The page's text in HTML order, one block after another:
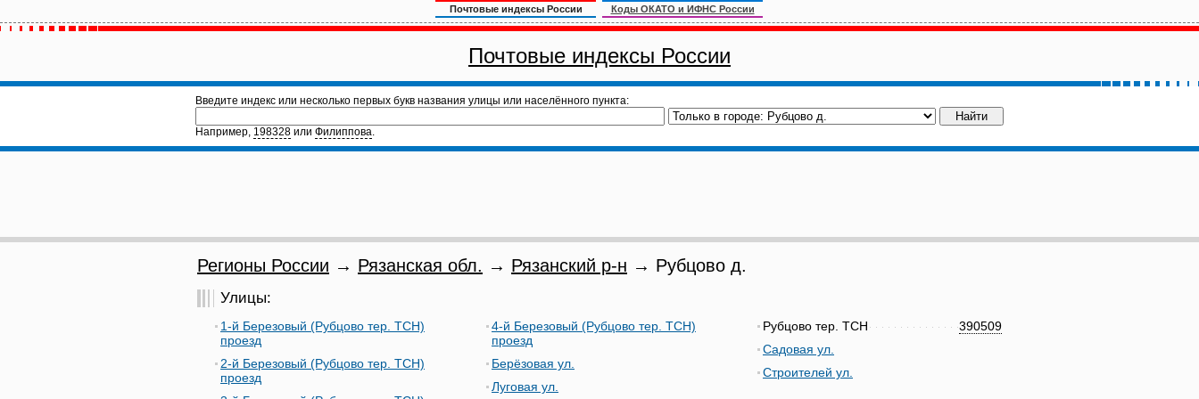
Почтовые индексы России Коды ОКАТО и ИФНС России
Почтовые индексы России
Введите индекс или несколько первых букв названия улицы или населённого пункта:
Например, 198328 или Филиппова.
Регионы России → Рязанская обл. → Рязанский р-н → Рубцово д.
Улицы:
1-й Березовый (Рубцово тер. ТСН)
проезд
2-й Березовый (Рубцово тер. ТСН)
проезд
4-й Березовый (Рубцово тер. ТСН)
проезд
Берёзовая ул.
Луговая ул.
390509
Рубцово тер. ТСН
Садовая ул.
Строителей ул.